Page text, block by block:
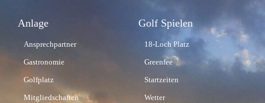
Anlage
Ansprechpartner
Gastronomie
Golfplatz
Mitgliedschaften
Golf Spielen
18-Loch Platz
Greenfee
Startzeiten
Wetter